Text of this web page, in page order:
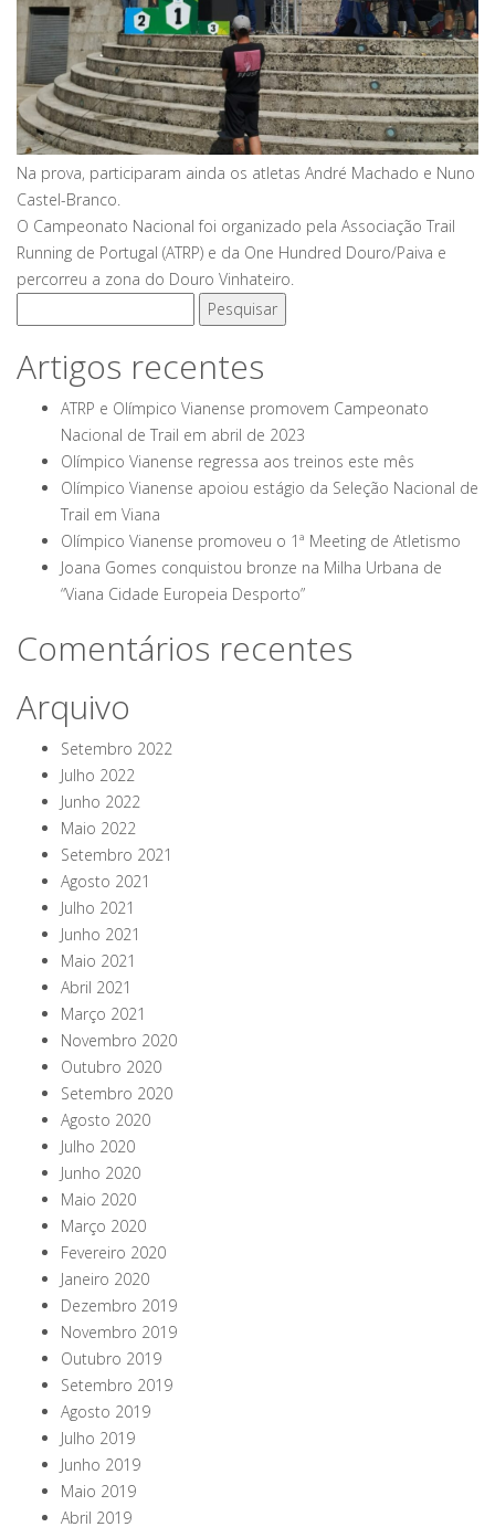
Na prova, participaram ainda os atletas André Machado e Nuno
Castel-Branco.
O Campeonato Nacional foi organizado pela Associação Trail
Running de Portugal (ATRP) e da One Hundred Douro/Paiva e
percorreu a zona do Douro Vinhateiro.
por:
Artigos recentes
ATRP e Olímpico Vianense promovem Campeonato
Nacional de Trail em abril de 2023
Olímpico Vianense regressa aos treinos este mês
Olímpico Vianense apoiou estágio da Seleção Nacional de
Trail em Viana
Olímpico Vianense promoveu o 1ª Meeting de Atletismo
Joana Gomes conquistou bronze na Milha Urbana de
“Viana Cidade Europeia Desporto”
Comentários recentes
Arquivo
Setembro 2022
Julho 2022
Junho 2022
Maio 2022
Setembro 2021
Agosto 2021
Julho 2021
Junho 2021
Maio 2021
Abril 2021
Março 2021
Novembro 2020
Outubro 2020
Setembro 2020
Agosto 2020
Julho 2020
Junho 2020
Maio 2020
Março 2020
Fevereiro 2020
Janeiro 2020
Dezembro 2019
Novembro 2019
Outubro 2019
Setembro 2019
Agosto 2019
Julho 2019
Junho 2019
Maio 2019
Abril 2019